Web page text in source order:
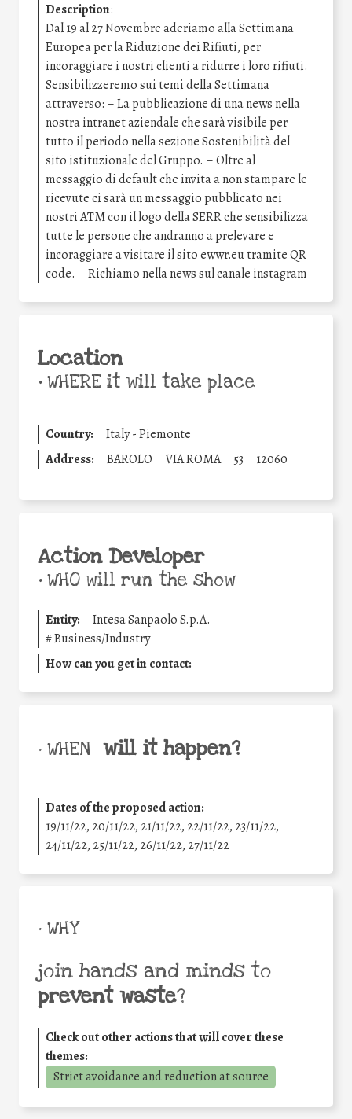
Description:
Dal 19 al 27 Novembre aderiamo alla Settimana
Europea per la Riduzione dei Rifiuti, per
incoraggiare i nostri clienti a ridurre i loro rifiuti.
Sensibilizzeremo sui temi della Settimana
attraverso: – La pubblicazione di una news nella
nostra intranet aziendale che sarà visibile per
tutto il periodo nella sezione Sostenibilità del
sito istituzionale del Gruppo. – Oltre al
messaggio di default che invita a non stampare le
ricevute ci sarà un messaggio pubblicato nei
nostri ATM con il logo della SERR che sensibilizza
tutte le persone che andranno a prelevare e
incoraggiare a visitare il sito ewwr.eu tramite QR
code. – Richiamo nella news sul canale instagram
Location
•WHERE it will take place
Country:
Italy - Piemonte
Address:
BAROLO VIA ROMA 53 12060
Action Developer
•WHO will run the show
Entity:
Intesa Sanpaolo S.p.A.
#Business/Industry
How can you get in contact:
• WHEN will it happen?
Dates of the proposed action:
19/11/22, 20/11/22, 21/11/22, 22/11/22, 23/11/22,
24/11/22, 25/11/22, 26/11/22, 27/11/22
• WHY
join hands and minds to
prevent waste?
Check out other actions that will cover these
themes:
Strict avoidance and reduction at source